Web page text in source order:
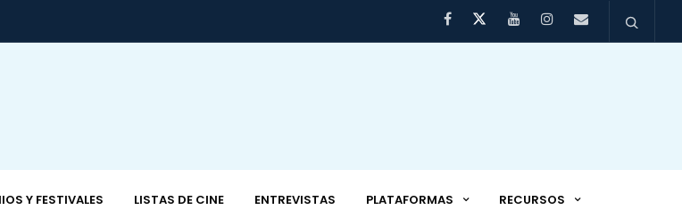
Y FESTIVALES LISTAS DE CINE ENTREVISTAS PLATAFORMAS RECURSOS